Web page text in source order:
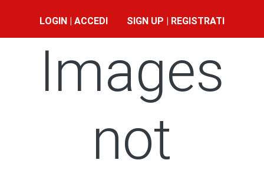
LOGIN | ACCEDI SIGN UP | REGISTRATI
Images
not